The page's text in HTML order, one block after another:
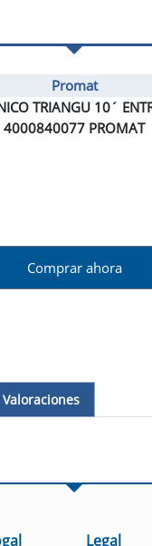
Promat
TRIANGU 10´
4000840077 PROMAT
Comprar ahora
Valoraciones
Legal